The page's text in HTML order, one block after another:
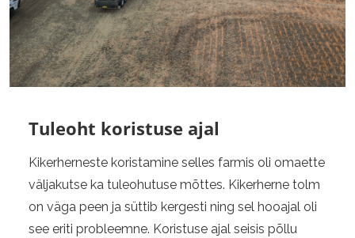
Tuleoht koristuse ajal
Kikerherneste koristamine selles farmis oli omaette
väljakutse ka tuleohutuse mõttes. Kikerherne tolm
on väga peen ja süttib kergesti ning sel hooajal oli
see eriti probleemne. Koristuse ajal seisis põllu